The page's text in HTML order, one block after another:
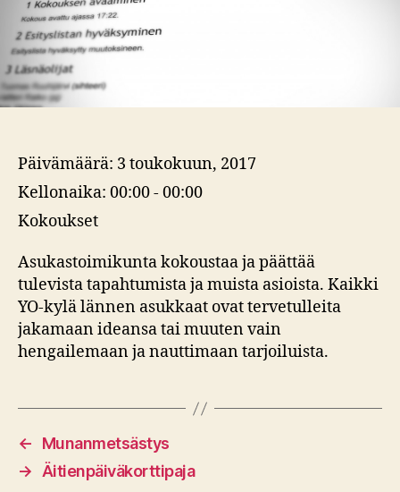
Päivämäärä: 3 toukokuun, 2017
Kellonaika: 00:00 - 00:00
Kokoukset
Asukastoimikunta kokoustaa ja päättää
tulevista tapahtumista ja muista asioista. Kaikki
YO-kylä lännen asukkaat ovat tervetulleita
jakamaan ideansa tai muuten vain
hengailemaan ja nauttimaan tarjoiluista.
←
Munanmetsästys
→
Äitienpäiväkorttipaja